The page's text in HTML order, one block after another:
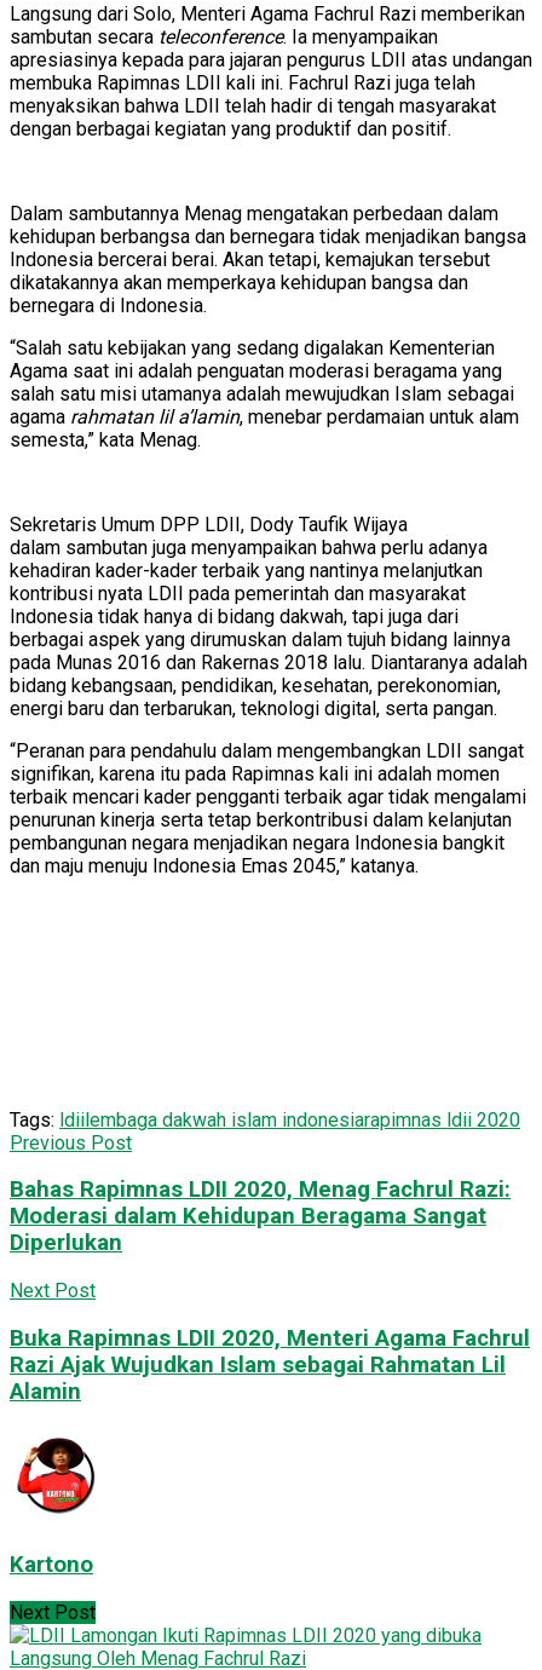
Langsung dari Solo, Menteri Agama Fachrul Razi memberikan
sambutan secara teleconference. Ia menyampaikan
apresiasinya kepada para jajaran pengurus LDII atas undangan
membuka Rapimnas LDII kali ini. Fachrul Razi juga telah
menyaksikan bahwa LDII telah hadir di tengah masyarakat
dengan berbagai kegiatan yang produktif dan positif.
Dalam sambutannya Menag mengatakan perbedaan dalam
kehidupan berbangsa dan bernegara tidak menjadikan bangsa
Indonesia bercerai berai. Akan tetapi, kemajukan tersebut
dikatakannya akan memperkaya kehidupan bangsa dan
bernegara di Indonesia.
“Salah satu kebijakan yang sedang digalakan Kementerian
Agama saat ini adalah penguatan moderasi beragama yang
salah satu misi utamanya adalah mewujudkan Islam sebagai
agama rahmatan lil a’lamin, menebar perdamaian untuk alam
semesta,” kata Menag.
Sekretaris Umum DPP LDII, Dody Taufik Wijaya
dalam sambutan juga menyampaikan bahwa perlu adanya
kehadiran kader-kader terbaik yang nantinya melanjutkan
kontribusi nyata LDII pada pemerintah dan masyarakat
Indonesia tidak hanya di bidang dakwah, tapi juga dari
berbagai aspek yang dirumuskan dalam tujuh bidang lainnya
pada Munas 2016 dan Rakernas 2018 lalu. Diantaranya adalah
bidang kebangsaan, pendidikan, kesehatan, perekonomian,
energi baru dan terbarukan, teknologi digital, serta pangan.
“Peranan para pendahulu dalam mengembangkan LDII sangat
signifikan, karena itu pada Rapimnas kali ini adalah momen
terbaik mencari kader pengganti terbaik agar tidak mengalami
penurunan kinerja serta tetap berkontribusi dalam kelanjutan
pembangunan negara menjadikan negara Indonesia bangkit
dan maju menuju Indonesia Emas 2045,” katanya.
Tags: ldiilembaga dakwah islam indonesiarapimnas ldii 2020
Previous Post
Bahas Rapimnas LDII 2020, Menag Fachrul Razi:
Moderasi dalam Kehidupan Beragama Sangat
Diperlukan
Next Post
Buka Rapimnas LDII 2020, Menteri Agama Fachrul
Razi Ajak Wujudkan Islam sebagai Rahmatan Lil
Alamin
Kartono
Next Post